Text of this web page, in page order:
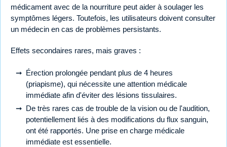
médicament avec de la nourriture peut aider à soulager les
symptômes légers. Toutefois, les utilisateurs doivent consulter
un médecin en cas de problèmes persistants.
Effets secondaires rares, mais graves :
Érection prolongée pendant plus de 4 heures
(priapisme), qui nécessite une attention médicale
immédiate afin d'éviter des lésions tissulaires.
De très rares cas de trouble de la vision ou de l'audition,
potentiellement liés à des modifications du flux sanguin,
ont été rapportés. Une prise en charge médicale
immédiate est essentielle.